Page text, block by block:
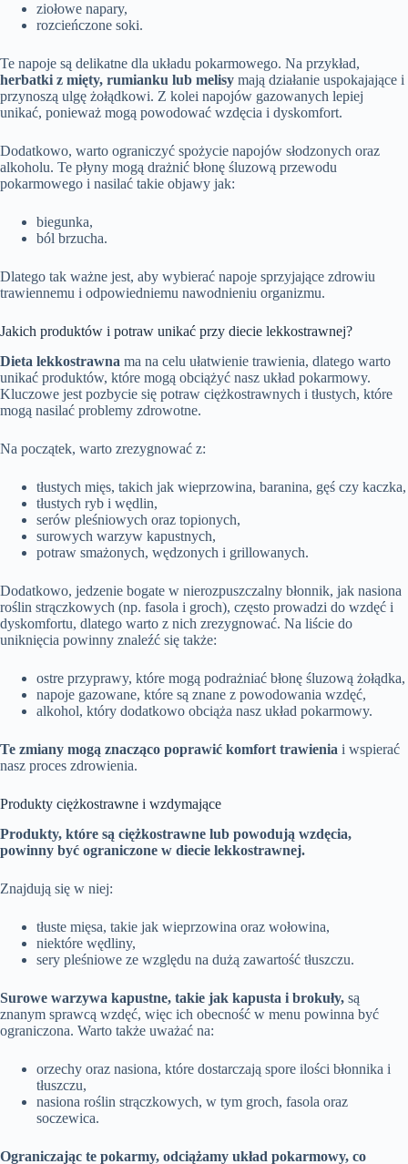
ziołowe napary,
rozcieńczone soki.
Te napoje są delikatne dla układu pokarmowego. Na przykład,
herbatki z mięty, rumianku lub melisy mają działanie uspokajające i
przynoszą ulgę żołądkowi. Z kolei napojów gazowanych lepiej
unikać, ponieważ mogą powodować wzdęcia i dyskomfort.
Dodatkowo, warto ograniczyć spożycie napojów słodzonych oraz
alkoholu. Te płyny mogą drażnić błonę śluzową przewodu
pokarmowego i nasilać takie objawy jak:
biegunka,
ból brzucha.
Dlatego tak ważne jest, aby wybierać napoje sprzyjające zdrowiu
trawiennemu i odpowiedniemu nawodnieniu organizmu.
Jakich produktów i potraw unikać przy diecie lekkostrawnej?
Dieta lekkostrawna ma na celu ułatwienie trawienia, dlatego warto
unikać produktów, które mogą obciążyć nasz układ pokarmowy.
Kluczowe jest pozbycie się potraw ciężkostrawnych i tłustych, które
mogą nasilać problemy zdrowotne.
Na początek, warto zrezygnować z:
tłustych mięs, takich jak wieprzowina, baranina, gęś czy kaczka,
tłustych ryb i wędlin,
serów pleśniowych oraz topionych,
surowych warzyw kapustnych,
potraw smażonych, wędzonych i grillowanych.
Dodatkowo, jedzenie bogate w nierozpuszczalny błonnik, jak nasiona
roślin strączkowych (np. fasola i groch), często prowadzi do wzdęć i
dyskomfortu, dlatego warto z nich zrezygnować. Na liście do
uniknięcia powinny znaleźć się także:
ostre przyprawy, które mogą podrażniać błonę śluzową żołądka,
napoje gazowane, które są znane z powodowania wzdęć,
alkohol, który dodatkowo obciąża nasz układ pokarmowy.
Te zmiany mogą znacząco poprawić komfort trawienia i wspierać
nasz proces zdrowienia.
Produkty ciężkostrawne i wzdymające
Produkty, które są ciężkostrawne lub powodują wzdęcia,
powinny być ograniczone w diecie lekkostrawnej.
Znajdują się w niej:
tłuste mięsa, takie jak wieprzowina oraz wołowina,
niektóre wędliny,
sery pleśniowe ze względu na dużą zawartość tłuszczu.
Surowe warzywa kapustne, takie jak kapusta i brokuły, są
znanym sprawcą wzdęć, więc ich obecność w menu powinna być
ograniczona. Warto także uważać na:
orzechy oraz nasiona, które dostarczają spore ilości błonnika i
tłuszczu,
nasiona roślin strączkowych, w tym groch, fasola oraz
soczewica.
Ograniczając te pokarmy, odciążamy układ pokarmowy, co